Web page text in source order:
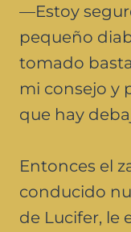
—Estoy
pequeño
tomado
mi consejo y
que hay
Entonces el
conducido
de Lucifer, le